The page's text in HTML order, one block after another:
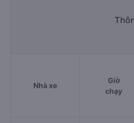
Nhà xe
Giờ
chạy